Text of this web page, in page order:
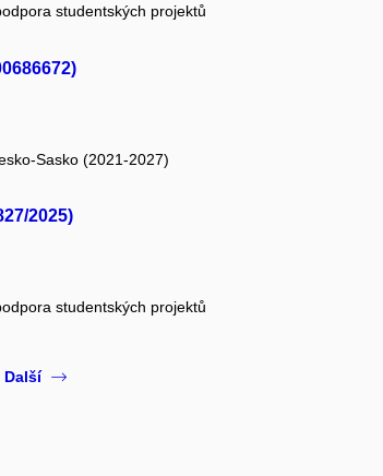
studentských projektů
Sasko (2021-2027)
2025)
studentských projektů
Další